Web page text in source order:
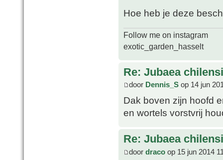
Hoe heb je deze
Follow me on instagram
exotic_garden_hasselt
Re: Jubaea
door Dennis_S op 14 jun
Dak boven zijn hoofd
en wortels vorstvrij
Re: Jubaea
door draco op 15 jun 2014